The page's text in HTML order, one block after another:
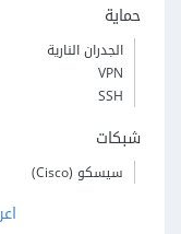
حماية
الجدران النارية
VPN
SSH
شبكات
سيسكو (Cisco)